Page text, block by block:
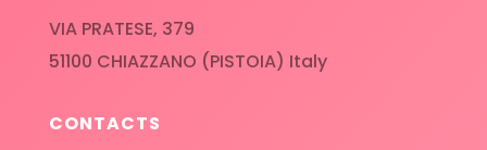
VIA PRATESE, 379
51100 CHIAZZANO (PISTOIA) Italy
CONTACTS